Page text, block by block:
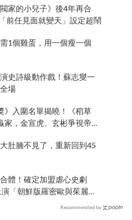
家的小兒子》後4年再合
前任見面就變天」設定超鬧
1個雞蛋，用一個瘦一個
史詩級動作戲！蘇志燮一
場
》入圍名單揭曉！《稻草
家，金宣虎、玄彬爭視帝，
肚腩不見了，重新回到45
體！確定加盟虐心史劇
演「朝鮮版羅密歐與茱麗
Recommended by